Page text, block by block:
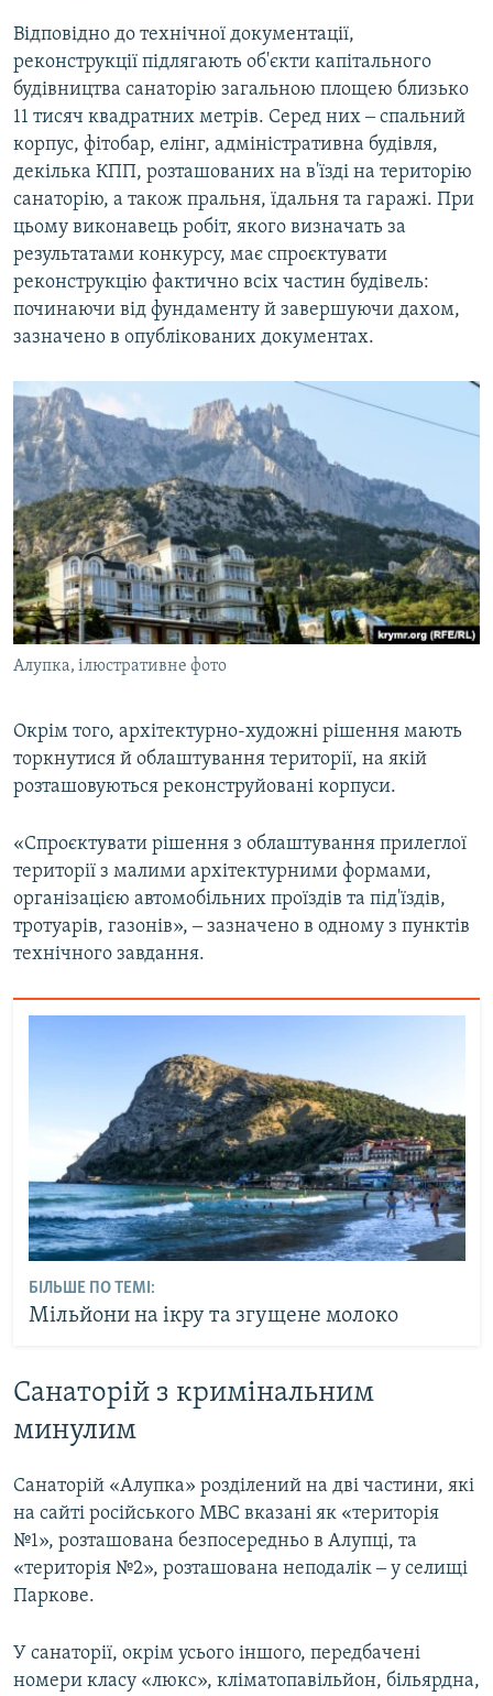
Відповідно до технічної документації,
реконструкції підлягають об'єкти капітального
будівництва санаторію загальною площею близько
11 тисяч квадратних метрів. Серед них ‒ спальний
корпус, фітобар, елінг, адміністративна будівля,
декілька КПП, розташованих на в'їзді на територію
санаторію, а також пральня, їдальня та гаражі. При
цьому виконавець робіт, якого визначать за
результатами конкурсу, має спроєктувати
реконструкцію фактично всіх частин будівель:
починаючи від фундаменту й завершуючи дахом,
зазначено в опублікованих документах.
Алупка, ілюстративне фото
Окрім того, архітектурно-художні рішення мають
торкнутися й облаштування території, на якій
розташовуються реконструйовані корпуси.
«Спроєктувати рішення з облаштування прилеглої
території з малими архітектурними формами,
організацією автомобільних проїздів та під'їздів,
тротуарів, газонів», ‒ зазначено в одному з пунктів
технічного завдання.
БІЛЬШЕ ПО ТЕМІ:
Мільйони на ікру та згущене молоко
Санаторій з кримінальним
минулим
Санаторій «Алупка» розділений на дві частини, які
на сайті російського МВС вказані як «територія
№1», розташована безпосередньо в Алупці, та
«територія №2», розташована неподалік ‒ у селищі
Паркове.
У санаторії, окрім усього іншого, передбачені
номери класу «люкс», кліматопавільйон, більярдна,